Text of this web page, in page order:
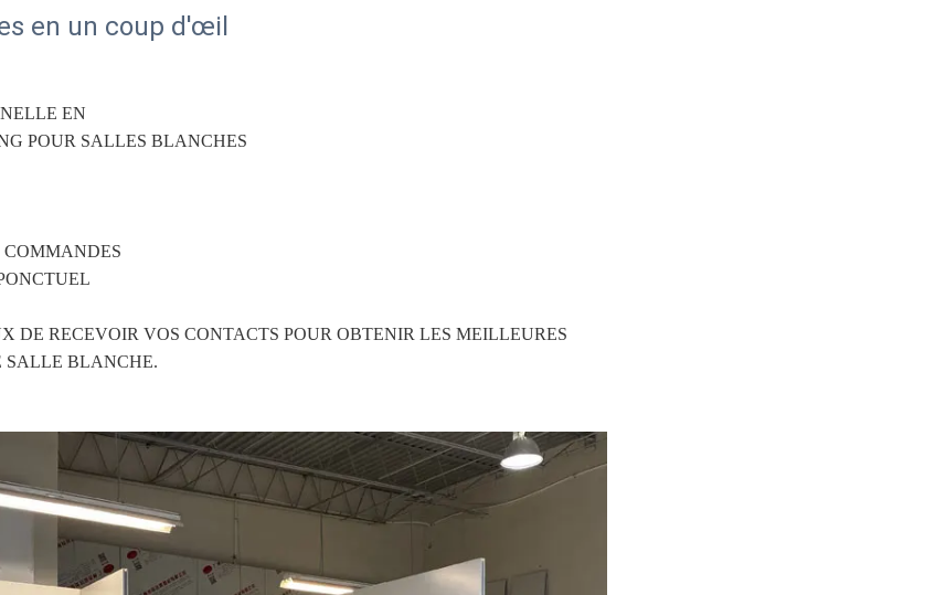
en un coup d'œil
EN
POUR SALLES BLANCHES
COMMANDES
DE RECEVOIR VOS CONTACTS POUR OBTENIR LES MEILLEURES
SALLE BLANCHE.